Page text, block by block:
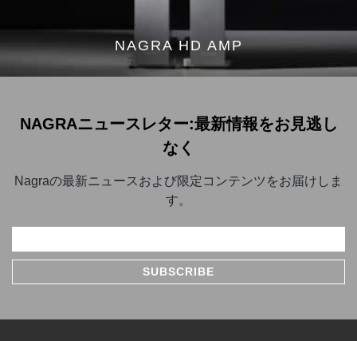
NAGRA HD AMP
NAGRAニュースレター:最新情報をお見逃し
なく
Nagraの最新ニュースおよび限定コンテンツをお届けしま
す。